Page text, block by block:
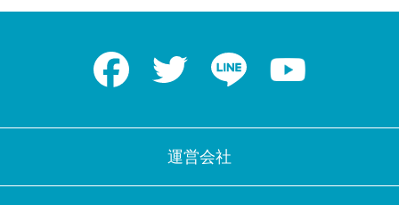
Facebook Twitter LINE
運営会社